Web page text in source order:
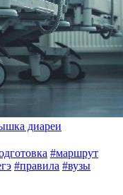
диареи
#маршрут
#правила #вузы